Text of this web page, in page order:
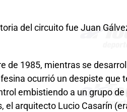
del circuito fue Juan
de 1985, mientras se
ocurrió un despiste que
embistiendo a un grupo
el arquitecto Lucio Casarín